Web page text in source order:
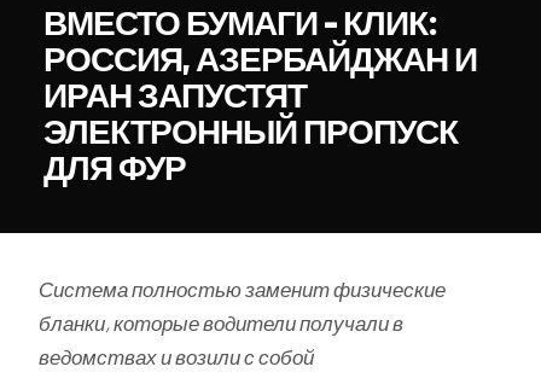
ВМЕСТО БУМАГИ – КЛИК:
РОССИЯ, АЗЕРБАЙДЖАН И
ИРАН ЗАПУСТЯТ
ЭЛЕКТРОННЫЙ ПРОПУСК
ДЛЯ ФУР
Система полностью заменит физические
бланки, которые водители получали в
ведомствах и возили с собой